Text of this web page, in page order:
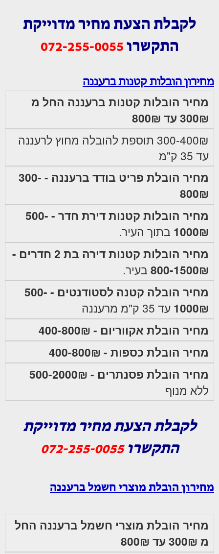
לקבלת הצעת מחיר מדוייקת
התקשרו 072-255-0055
מחירון הובלות קטנות ברעננה
מחיר הובלות קטנות ברעננה החל מ
300₪ עד 800₪
300-400₪ תוספת להובלה מחוץ לרעננה
עד 35 ק"מ
מחיר הובלת פריט בודד ברעננה - 300-
800₪
מחיר הובלות קטנות דירת חדר - 500-
1000₪ בתוך העיר.
מחיר הובלות קטנות דירה בת 2 חדרים -
800-1500₪ בעיר.
מחיר הובלה קטנה לסטודנטים - 500-
1000₪ עד 35 ק"מ מרעננה
מחיר הובלת אקווריום - 400-800₪
מחיר הובלת כספות - 400-800₪
מחיר הובלת פסנתרים - 500-2000₪
ללא מנוף
לקבלת הצעת מחיר מדוייקת
התקשרו072-255-0055
מחירון הובלת מוצרי חשמל ברעננה
מחיר הובלת מוצרי חשמל ברעננה החל
מ 300₪ עד 800₪